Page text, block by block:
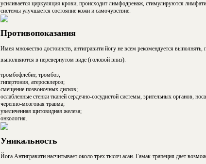
усиливается циркуляция крови, происходит лимфодренаж, стимулируются
системы улучшается состояние кожи и самочувствие.
Противопоказания
Имея множество достоинств, антигравити йогу не всем рекомендуется
выполняются в перевернутом виде (головой вниз).
тромбофлебит, тромбоз;
гипертония, атеросклероз;
смещение позвоночных дисков;
ослабленные стенки тканей сердечно-сосудистой системы, зрительных органов,
черепно-мозговая травма;
увеличенная щитовидная железа;
онкология.
Уникальность
Йога Антигравити насчитывает около трех тысяч асан. Гамак-трапеция дает